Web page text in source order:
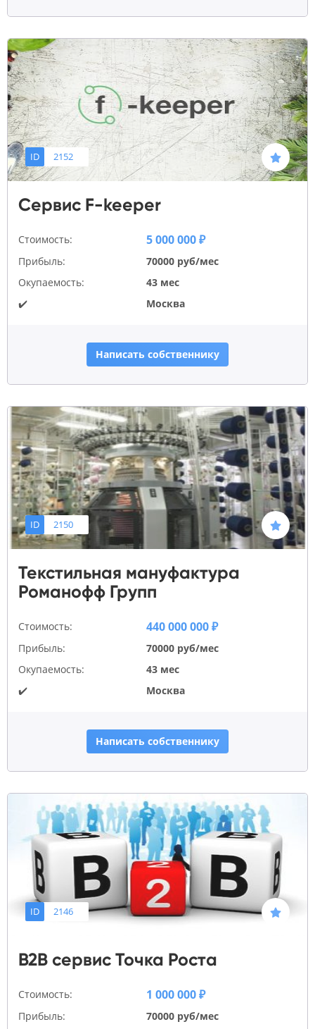
ID 2152
Сервис F-keeper
Стоимость: 5 000 000 ₽
Прибыль:
70000 руб/мес
Окупаемость:
43 мес
✔️
Москва
Написать собственнику
ID 2150
Текстильная мануфактура
Романофф Групп
Стоимость: 440 000 000 ₽
Прибыль:
70000 руб/мес
Окупаемость:
43 мес
✔️
Москва
Написать собственнику
ID 2146
B2B сервис Точка Роста
Стоимость: 1 000 000 ₽
Прибыль:
70000 руб/мес